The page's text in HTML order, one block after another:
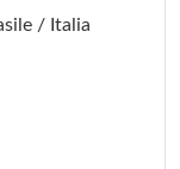
/ Italia